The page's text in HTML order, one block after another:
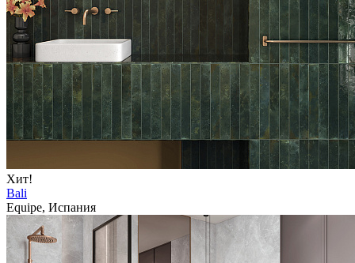
Хит!
Bali
Equipe, Испания